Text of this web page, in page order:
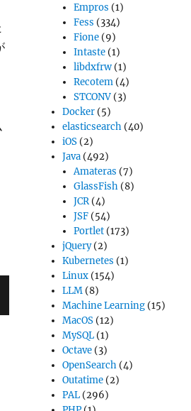
Empros (1)
Fess (334)
Fione (9)
Intaste (1)
libdxfrw (1)
Recotem (4)
STCONV (3)
Docker (5)
elasticsearch (40)
iOS (2)
Java (492)
Amateras (7)
GlassFish (8)
JCR(4)
JSF (54)
Portlet (173)
jQuery(2)
Kubernetes (1)
Linux (154)
LLM (8)
Machine Learning (15)
MacOS (12)
MySQL (1)
Octave (3)
OpenSearch (4)
Outatime (2)
PAL (296)